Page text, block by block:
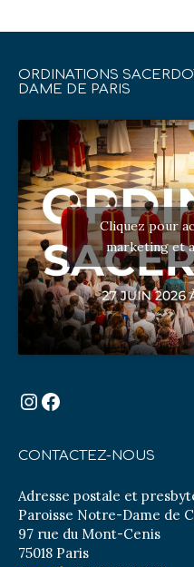
ORDINATIONS
DAME DE PARIS
Cliquez pour
marketing et
Instagram
Facebook
CONTACTEZ-NOUS
Adresse postale et
Paroisse Notre-Dame de
97 rue du Mont-Cenis
75018 Paris